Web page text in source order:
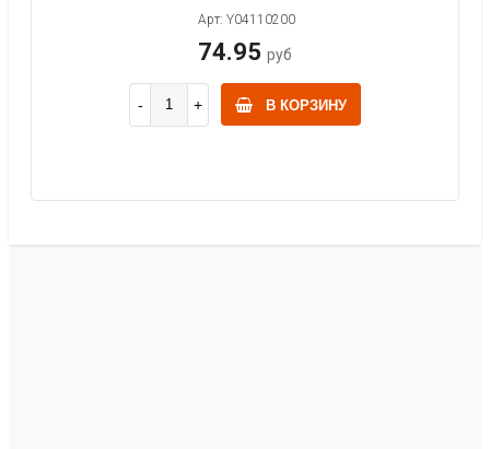
Арт: Y04110200
74.95 руб
В КОРЗИНУ